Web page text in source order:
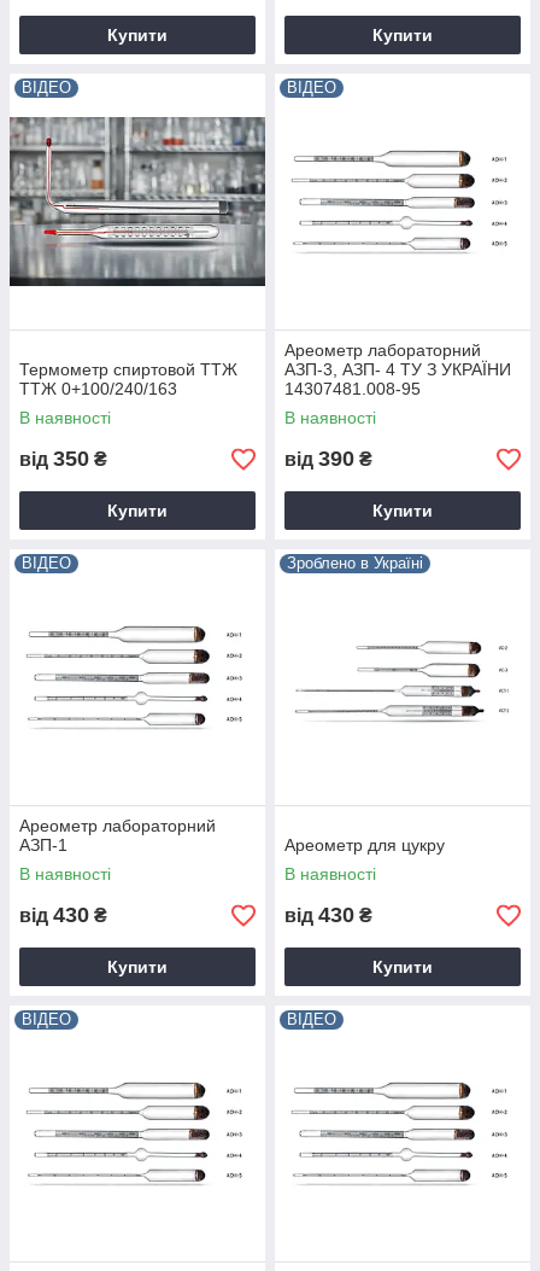
Купити Купити
ВІДЕО
Термометр спиртовой ТТЖ
ТТЖ 0+100/240/163
В наявності
від 350 ₴
Купити
ВІДЕО
Ареометр лабораторний
АЗП-3, АЗП- 4 ТУ З УКРАЇНИ
14307481.008-95
В наявності
від 390 ₴
Купити
ВІДЕО
Ареометр лабораторний
АЗП-1
В наявності
від 430 ₴
Купити
Зроблено в Україні
Ареометр для цукру
В наявності
від 430 ₴
Купити
ВІДЕО ВІДЕО